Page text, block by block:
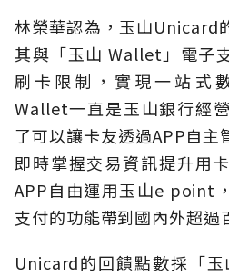
林榮華認為，玉山Unicard
其與「玉山 Wallet」電子
刷卡限制，實現一站式
Wallet一直是玉山銀行經
了可以讓卡友透過APP自主
即時掌握交易資訊提升用
APP自由運用玉山e point
支付的功能帶到國內外超過
Unicard的回饋點數採「